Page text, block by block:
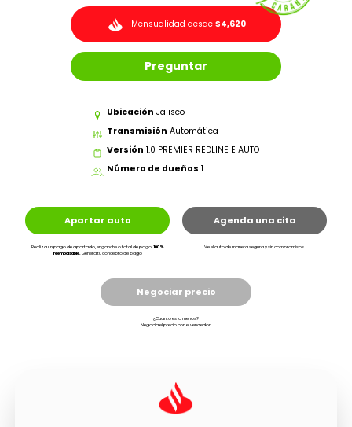
Mensualidad desde $4,620
Preguntar
Ubicación Jalisco
Transmisión Automática
Versión 1.0 PREMIER REDLINE E AUTO
Número de dueños 1
Apartar auto
Realiza un pago de apartado, enganche o total de pago. 100%
reembolsable. Genera tu concepto de pago
Agenda una cita
Ve el auto de manera segura y sin compromisos.
Negociar precio
¿Cuanto es lo menos?
Negocia el precio con el vendedor.